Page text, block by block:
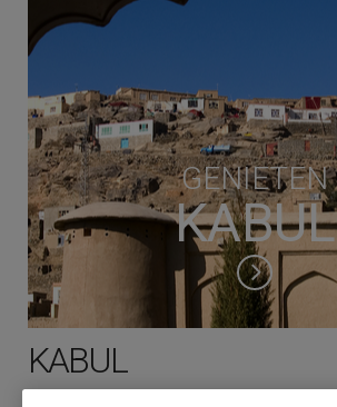
GENIETEN
KABUL
KABUL